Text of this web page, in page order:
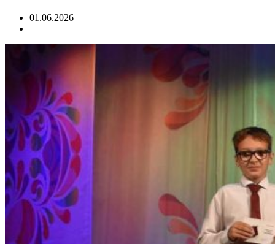
01.06.2026